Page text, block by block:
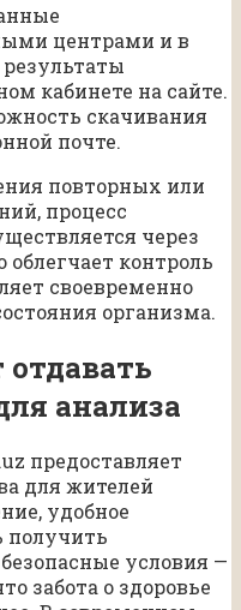
центрами и в
результаты
кабинете на сайте.
скачивания
почте.
повторных или
процесс
через
контроль
своевременно
организма.
анализа
предоставляет
для жителей
удобное
получить
условия —
забота о здоровье